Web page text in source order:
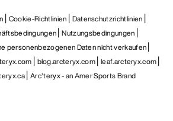
Cookie-Richtlinien Datenschutzrichtlinien
Nutzungsbedingungen
personenbezogenen Daten nicht verkaufen
blog.arcteryx.com leaf.arcteryx.com
Arc'teryx - an Amer Sports Brand